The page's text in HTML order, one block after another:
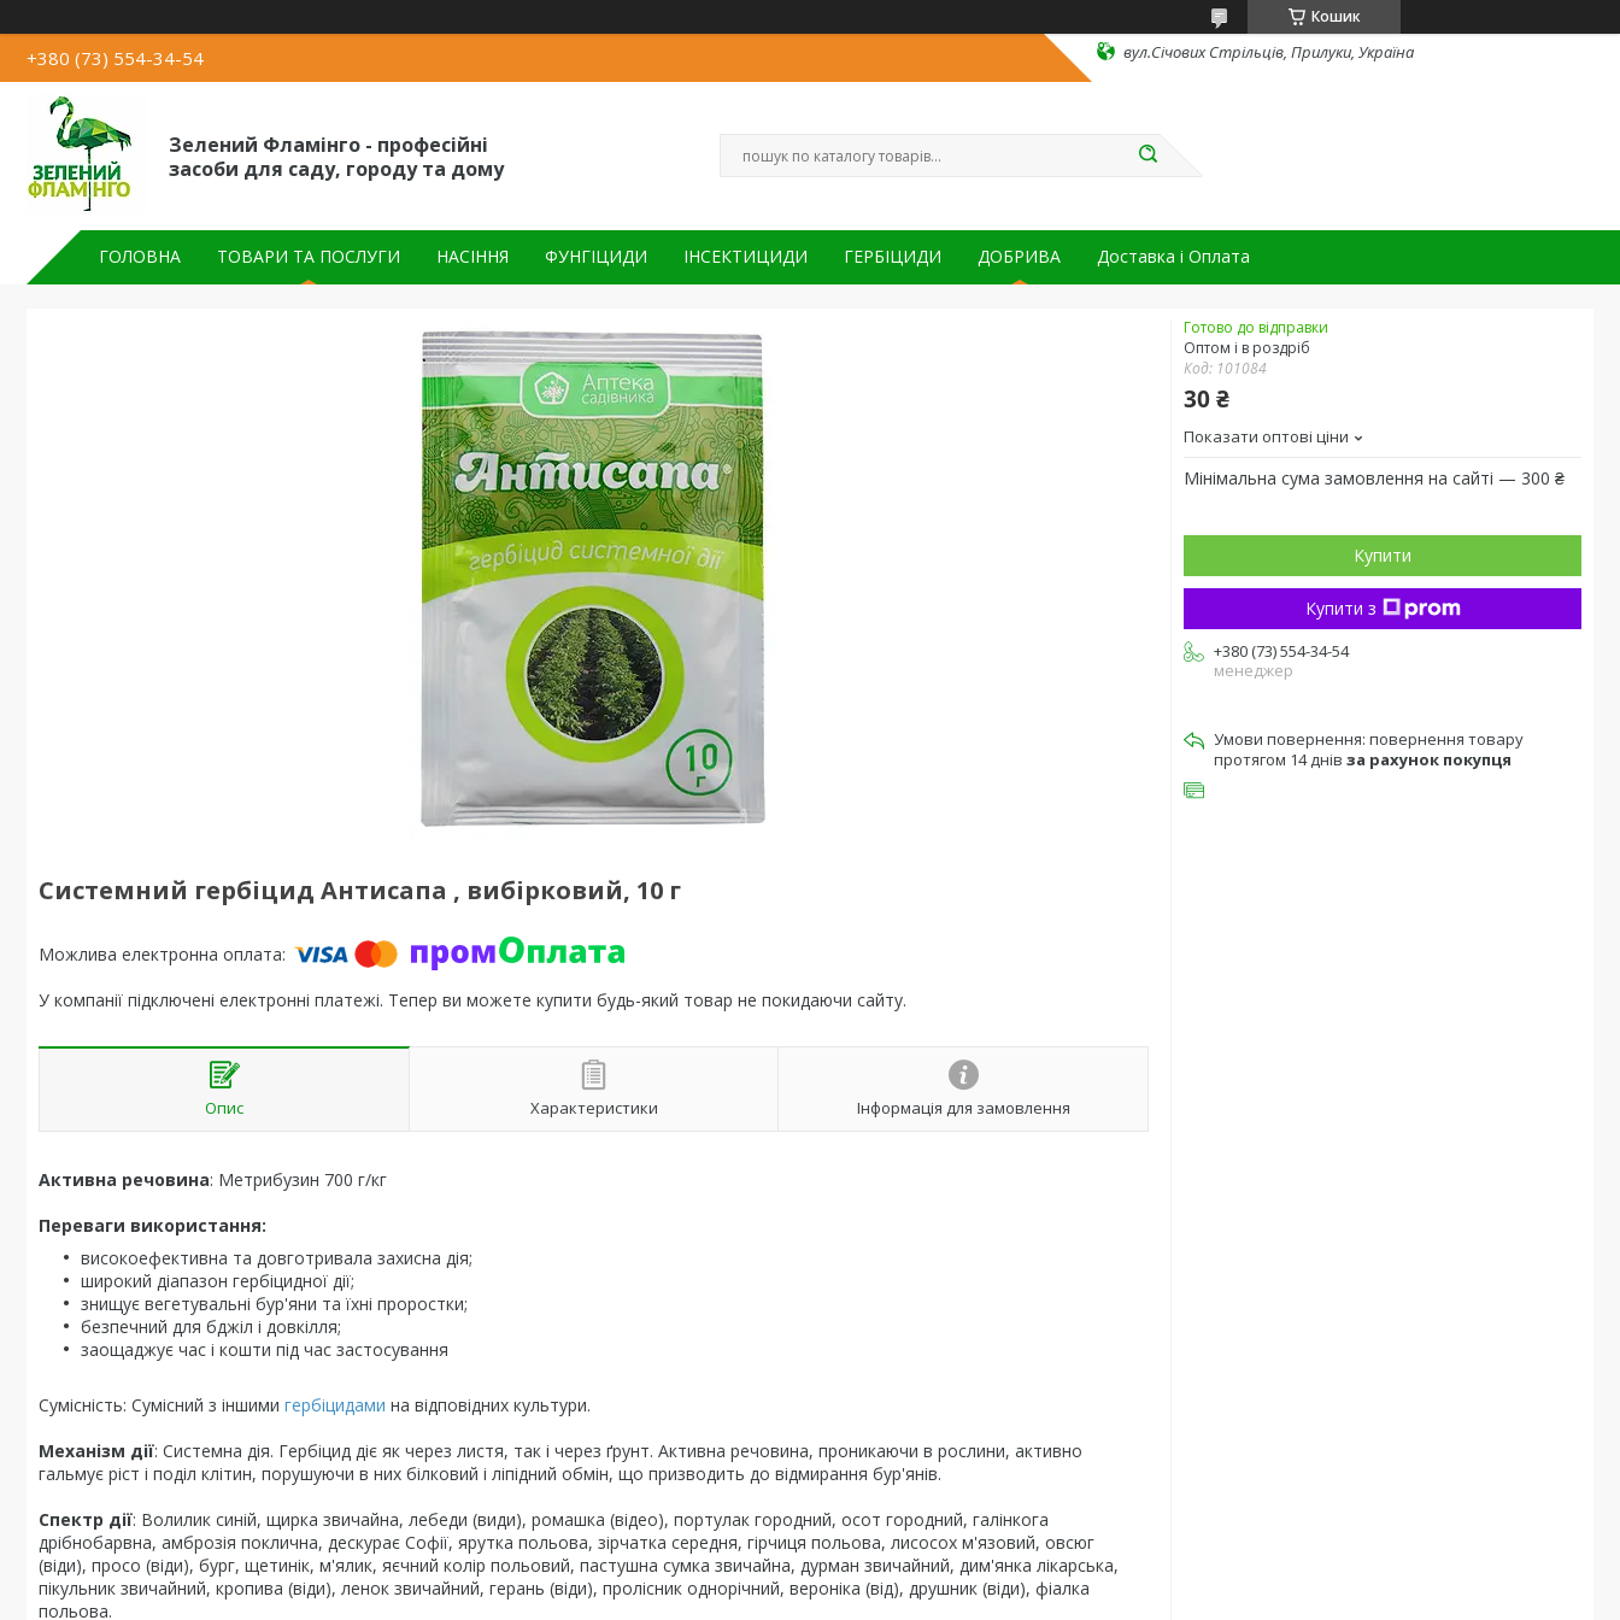
Кошик
+380 (73) 554-34-54 вул.Січових Стрільців, Прилуки, Україна
Зелений Фламінго - професійні
засоби для саду, городу та дому
ГОЛОВНА ТОВАРИ ТА ПОСЛУГИ НАСІННЯ ФУНГІЦИДИ ІНСЕКТИЦИДИ ГЕРБІЦИДИ ДОБРИВА Доставка і Оплата
Системний гербіцид Антисапа , вибірковий, 10 г
У компанії підключені електронні платежі. Тепер ви можете купити будь-який товар не покидаючи сайту.
Опис Характеристики Інформація для замовлення
Активна речовина: Метрибузин 700 г/кг
Переваги використання:
високоефективна та довготривала захисна дія;
широкий діапазон гербіцидної дії;
знищує вегетувальні бур'яни та їхні проростки;
безпечний для бджіл і довкілля;
заощаджує час і кошти під час застосування
Сумісність: Сумісний з іншими гербіцидами на відповідних культури.
Механізм дії: Системна дія. Гербіцид діє як через листя, так і через ґрунт. Активна речовина, проникаючи в рослини, активно
гальмує ріст і поділ клітин, порушуючи в них білковий і ліпідний обмін, що призводить до відмирання бур'янів.
Спектр дії: Волилик синій, щирка звичайна, лебеди (види), ромашка (відео), портулак городний, осот городний, галінкога
дрібнобарвна, амброзія поклична, дескурає Софії, ярутка польова, зірчатка середня, гірчиця польова, лисосох м'язовий, овсюг
(віди), просо (віди), бург, щетинік, м'ялик, яєчний колір польовий, пастушна сумка звичайна, дурман звичайний, дим'янка лікарська,
пікульник звичайний, кропива (віди), ленок звичайний, герань (віди), пролісник однорічний, вероніка (від), друшник (віди), фіалка
польова.
Готово до відправки
Оптом і в роздріб
Код: 101084
30 ₴
Показати оптові ціни
Мінімальна сума замовлення на сайті — 300 ₴
Купити
Купити з
+380 (73) 554-34-54
менеджер
повернення товару
протягом 14 днів за рахунок покупця